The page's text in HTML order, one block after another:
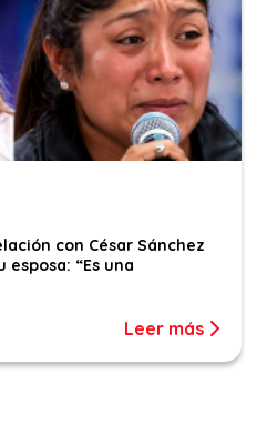
con César Sánchez
“Es una
Leer más